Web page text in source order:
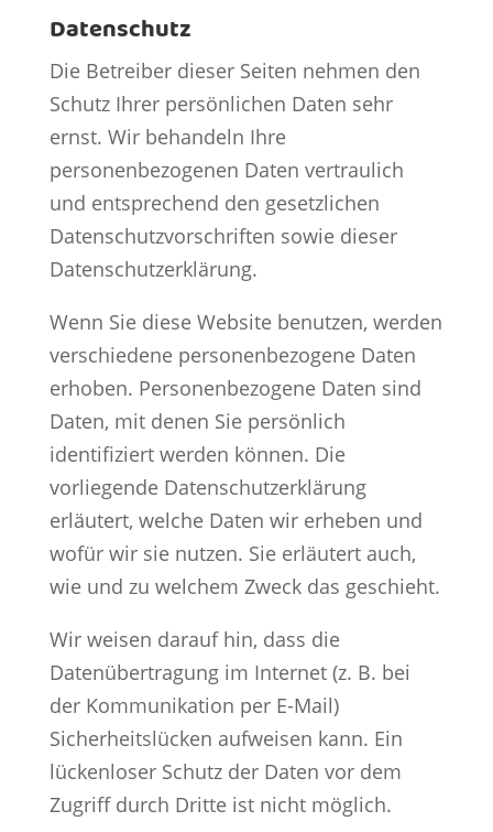
Datenschutz
Die Betreiber dieser Seiten nehmen den
Schutz Ihrer persönlichen Daten sehr
ernst. Wir behandeln Ihre
personenbezogenen Daten vertraulich
und entsprechend den gesetzlichen
Datenschutzvorschriften sowie dieser
Datenschutzerklärung.
Wenn Sie diese Website benutzen, werden
verschiedene personenbezogene Daten
erhoben. Personenbezogene Daten sind
Daten, mit denen Sie persönlich
identifiziert werden können. Die
vorliegende Datenschutzerklärung
erläutert, welche Daten wir erheben und
wofür wir sie nutzen. Sie erläutert auch,
wie und zu welchem Zweck das geschieht.
Wir weisen darauf hin, dass die
Datenübertragung im Internet (z. B. bei
der Kommunikation per E-Mail)
Sicherheitslücken aufweisen kann. Ein
lückenloser Schutz der Daten vor dem
Zugriff durch Dritte ist nicht möglich.